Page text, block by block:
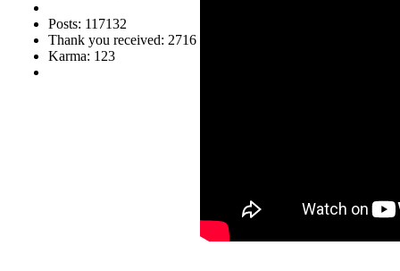
Posts: 117132
Thank you received: 2716
Karma: 123